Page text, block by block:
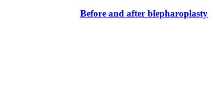
Before and after blepharoplasty